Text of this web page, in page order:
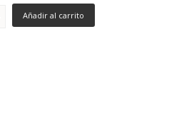
Añadir al carrito